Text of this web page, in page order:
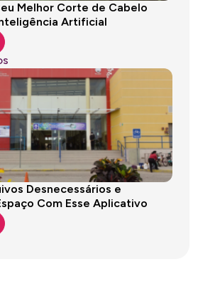
Melhor Corte de Cabelo
Artificial
Desnecessários e
Com Esse Aplicativo